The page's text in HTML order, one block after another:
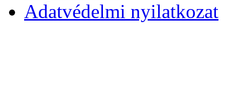
Adatvédelmi nyilatkozat